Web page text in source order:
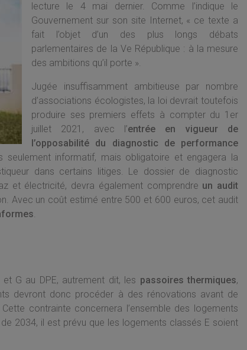
lecture le 4 mai dernier. Comme l’indique le
Gouvernement sur son site Internet, « ce texte a
fait l’objet d’un des plus longs débats
parlementaires de la Ve République : à la mesure
des ambitions qu’il porte ».
Jugée insuffisamment ambitieuse par nombre
d’associations écologistes, la loi devrait toutefois
produire ses premiers effets à compter du 1er
juillet 2021, avec l’entrée en vigueur de
l’opposabilité du diagnostic de performance
seulement informatif, mais obligatoire et engagera la
dans certains litiges. Le dossier de diagnostic
et électricité, devra également comprendre un audit
Avec un coût estimé entre 500 et 600 euros, cet audit
.
G au DPE, autrement dit, les passoires thermiques,
devront donc procéder à des rénovations avant de
contrainte concernera l’ensemble des logements
2034, il est prévu que les logements classés E soient